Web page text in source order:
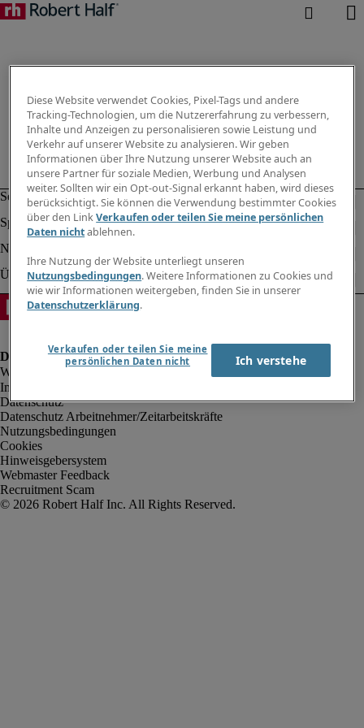
Impressum
Datenschutz
Datenschutz Arbeitnehmer/Zeitarbeitskräfte
Nutzungsbedingungen
Cookies
Hinweisgebersystem
Webmaster Feedback
Recruitment Scam
Diese Website verwendet Cookies, Pixel-Tags und andere
Tracking-Technologien, um die Nutzererfahrung zu verbessern,
Inhalte und Anzeigen zu personalisieren sowie Leistung und
Verkehr auf unserer Website zu analysieren. Wir geben
Informationen über Ihre Nutzung unserer Website auch an
unsere Partner für soziale Medien, Werbung und Analysen
weiter. Sollten wir ein Opt-out-Signal erkannt haben, wird dieses
berücksichtigt. Sie können die Verwendung bestimmter Cookies
über den LinkVerkaufen oder teilen Sie meine persönlichen
Daten nichtablehnen.
Ihre Nutzung der Website unterliegt unseren
Nutzungsbedingungen. Weitere Informationen zu Cookies und
wie wir Informationen weitergeben, finden Sie in unserer
Datenschutzerklärung.
Verkaufen oder teilen Sie meine
persönlichen Daten nicht
Ich verstehe